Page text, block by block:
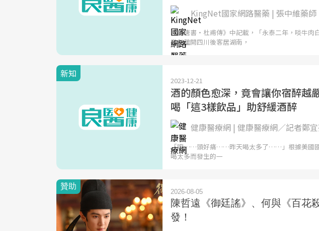
KingNet國家網路醫藥 | 張中維藥師
《舊唐書‧杜甫傳》中記載，「永泰二年，啖牛肉
當年離開四川後客居湖南，
新知
2023-12-21
酒的顏色愈深，竟會讓你宿醉越
喝「這3樣飲品」助舒緩酒醉
健康醫療網 | 健康醫療網／記者鄭
「噁……頭好痛……昨天喝太多了……」根據美國國
喝太多而發生的一